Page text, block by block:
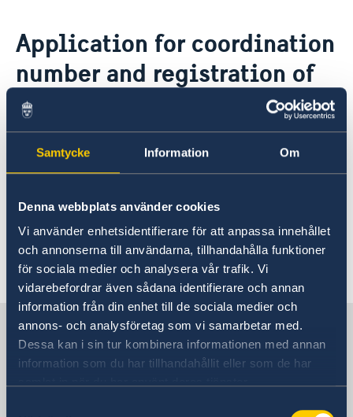
Samtycke Information Om
Denna webbplats använder cookies
Vi använder enhetsidentifierare för att anpassa innehållet
och annonserna till användarna, tillhandahålla funktioner
för sociala medier och analysera vår trafik. Vi
vidarebefordrar även sådana identifierare och annan
information från din enhet till de sociala medier och
annons- och analysföretag som vi samarbetar med.
Dessa kan i sin tur kombinera informationen med annan
information som du har tillhandahållit eller som de har
Application for coordination
number and registration of
name
Do you want to apply for a name and get a
Swedish passport for your child? First your child
>Coordination number
Última actualización 22 feb 2024, 17.12
Sweden in USA, San Francisco
Consulate General